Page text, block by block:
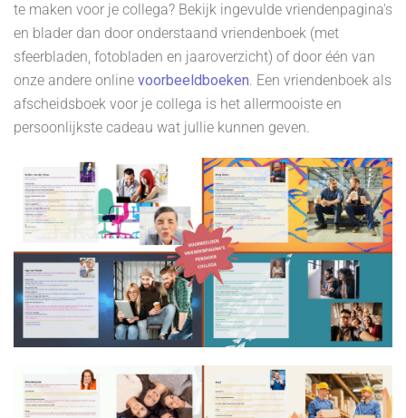
te maken voor je collega? Bekijk ingevulde vriendenpagina's
en blader dan door onderstaand vriendenboek (met
sfeerbladen, fotobladen en jaaroverzicht) of door één van
onze andere online voorbeeldboeken. Een vriendenboek als
afscheidsboek voor je collega is het allermooiste en
persoonlijkste cadeau wat jullie kunnen geven.